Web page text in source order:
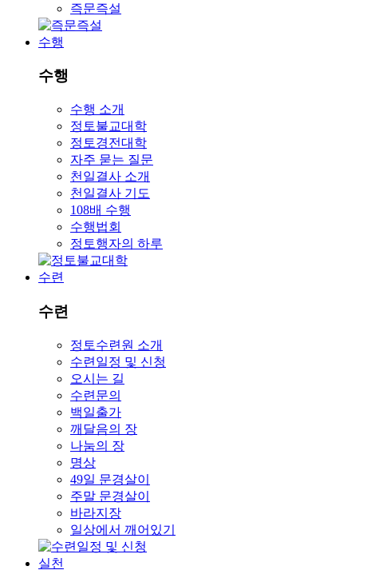
즉문즉설
수행
수행
수행 소개
정토불교대학
정토경전대학
자주 묻는 질문
천일결사 소개
천일결사 기도
108배 수행
수행법회
정토행자의 하루
수련
수련
정토수련원 소개
수련일정 및 신청
오시는 길
수련문의
백일출가
깨달음의 장
나눔의 장
명상
49일 문경살이
주말 문경살이
바라지장
일상에서 깨어있기
실천